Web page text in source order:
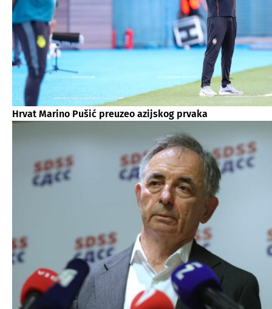
Hrvat Marino Pušić preuzeo azijskog prvaka